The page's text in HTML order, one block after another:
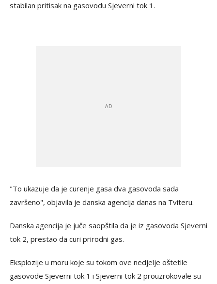
stabilan pritisak na gasovodu Sjeverni tok 1.
"To ukazuje da je curenje gasa dva gasovoda sada
završeno", objavila je danska agencija danas na Tviteru.
Danska agencija je juče saopštila da je iz gasovoda Sjeverni
tok 2, prestao da curi prirodni gas.
Eksplozije u moru koje su tokom ove nedjelje oštetile
gasovode Sjeverni tok 1 i Sjeverni tok 2 prouzrokovale su